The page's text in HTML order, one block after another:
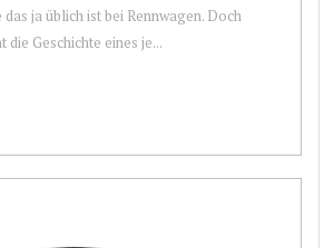
das ja üblich ist bei Rennwagen. Doch
die Geschichte eines je...